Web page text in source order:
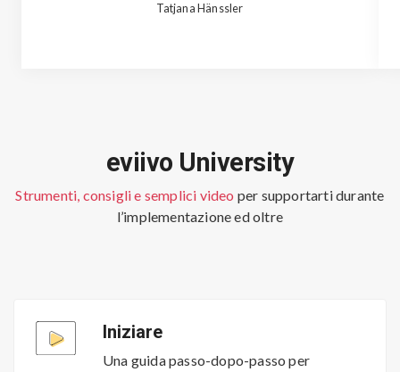
Tatjana Hänssler
eviivo University
Strumenti, consigli e semplici video per supportarti durante
l’implementazione ed oltre
Iniziare
Una guida passo-dopo-passo per